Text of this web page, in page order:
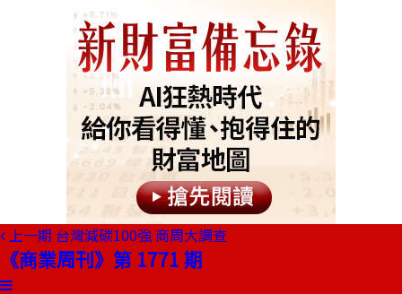
上一期 台灣減碳100強 商周大調查
《商業周刊》第 1771 期